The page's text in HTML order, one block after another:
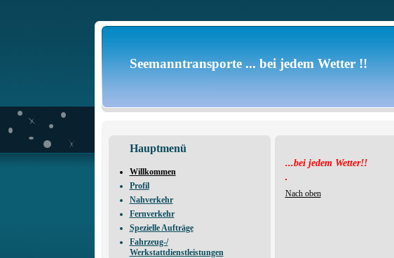
Seemanntransporte ... bei jedem Wetter !!
Hauptmenü
Willkommen
Profil
Nahverkehr
Fernverkehr
Spezielle Aufträge
Fahrzeug-/
Werkstattdienstleistungen
...bei jedem Wetter!!
Nach oben